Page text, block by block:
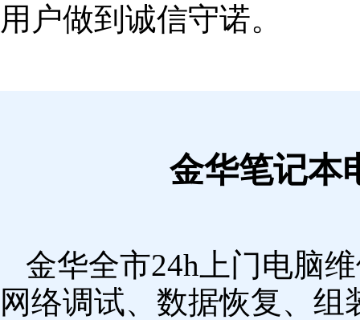
用户做到诚信守诺。
金华笔记本
金华全市24h上门电脑
网络调试、数据恢复、